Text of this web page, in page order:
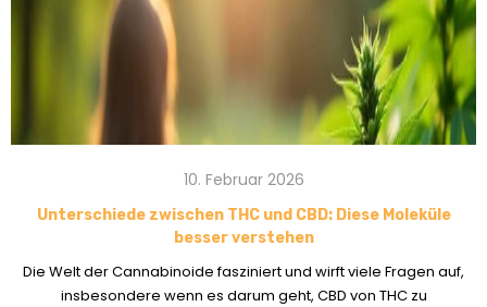
10. Februar 2026
Unterschiede zwischen THC und CBD: Diese Moleküle
besser verstehen
Die Welt der Cannabinoide fasziniert und wirft viele Fragen auf,
insbesondere wenn es darum geht, CBD von THC zu